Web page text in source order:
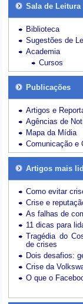
Sala de Leitura
Biblioteca
Sugestões de
Academia
Cursos
Publicações
Artigos e
Agências de
Mapa da Mídia
Comunicação e
Artigos mais
Como evitar
Crise e
As falhas de
11 dicas para
Tragédia do
de crises
Dois desafios:
Crise da
O que o